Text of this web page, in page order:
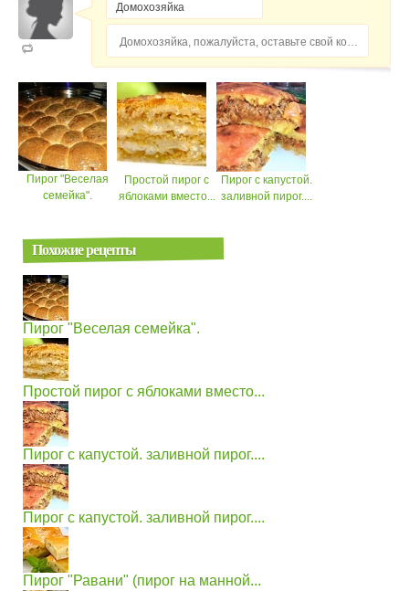
Домохозяйка, пожалуйста, оставьте свой комментарий...
Пирог "Веселая
семейка".
Простой пирог с
яблоками вместо...
Пирог с капустой.
заливной пирог....
Похожие рецепты
Пирог "Веселая семейка".
Простой пирог с яблоками вместо...
Пирог с капустой. заливной пирог....
Пирог с капустой. заливной пирог....
Пирог "Равани" (пирог на манной...